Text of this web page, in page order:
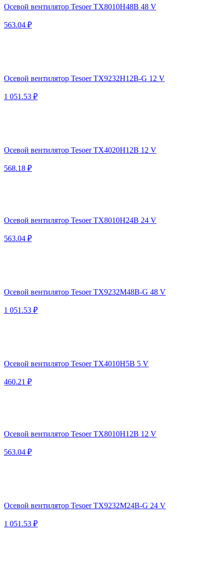
Осевой вентилятор Tesoer TX8010H48B 48 V
563.04 ₽
Осевой вентилятор Tesoer TX9232H12B-G 12 V
1 051.53 ₽
Осевой вентилятор Tesoer TX4020H12B 12 V
568.18 ₽
Осевой вентилятор Tesoer TX8010H24B 24 V
563.04 ₽
Осевой вентилятор Tesoer TX9232M48B-G 48 V
1 051.53 ₽
Осевой вентилятор Tesoer TX4010H5B 5 V
460.21 ₽
Осевой вентилятор Tesoer TX8010H12B 12 V
563.04 ₽
Осевой вентилятор Tesoer TX9232M24B-G 24 V
1 051.53 ₽